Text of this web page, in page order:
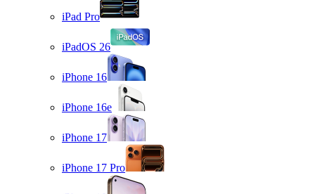
iPad Pro
iPadOS 26
iPhone 16
iPhone 16e
iPhone 17
iPhone 17 Pro